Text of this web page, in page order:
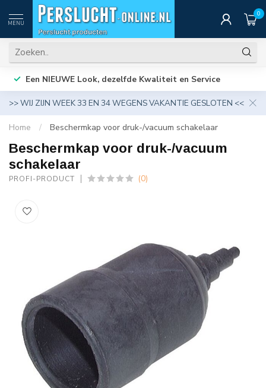
MENU
0
Een NIEUWE Look, dezelfde Kwaliteit en Service
>> WIJ ZIJN WEEK 33 EN 34 WEGENS VAKANTIE GESLOTEN <<
Home / Beschermkap voor druk-/vacuum schakelaar
Beschermkap voor druk-/vacuum
schakelaar
PROFI-PRODUCT (0)